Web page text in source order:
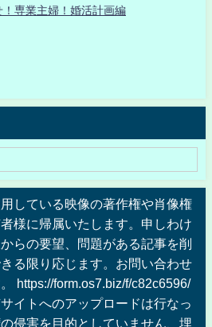
専業主婦！婚活計画編
している映像の著作権や肖像権
様に帰属いたします。申しわけ
らの要望、問題がある記事を削
る限り応じます。お問い合わせ
https://form.os7.biz/f/c82c6596/
イトへのアップロードは行なっ
侵害を目的としていません、埋